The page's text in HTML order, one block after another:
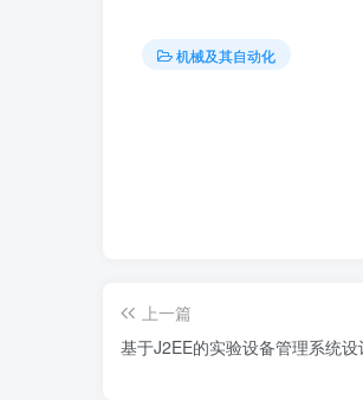
机械及其自动化
上一篇
基于J2EE的实验设备管理系统设